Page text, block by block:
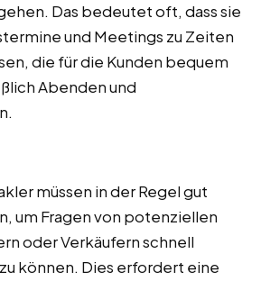
Das bedeutet oft, dass sie
und Meetings zu Zeiten
die für die Kunden bequem
Abenden und
müssen in der Regel gut
um Fragen von potenziellen
oder Verkäufern schnell
können. Dies erfordert eine